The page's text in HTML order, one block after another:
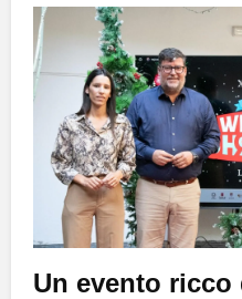
Un evento